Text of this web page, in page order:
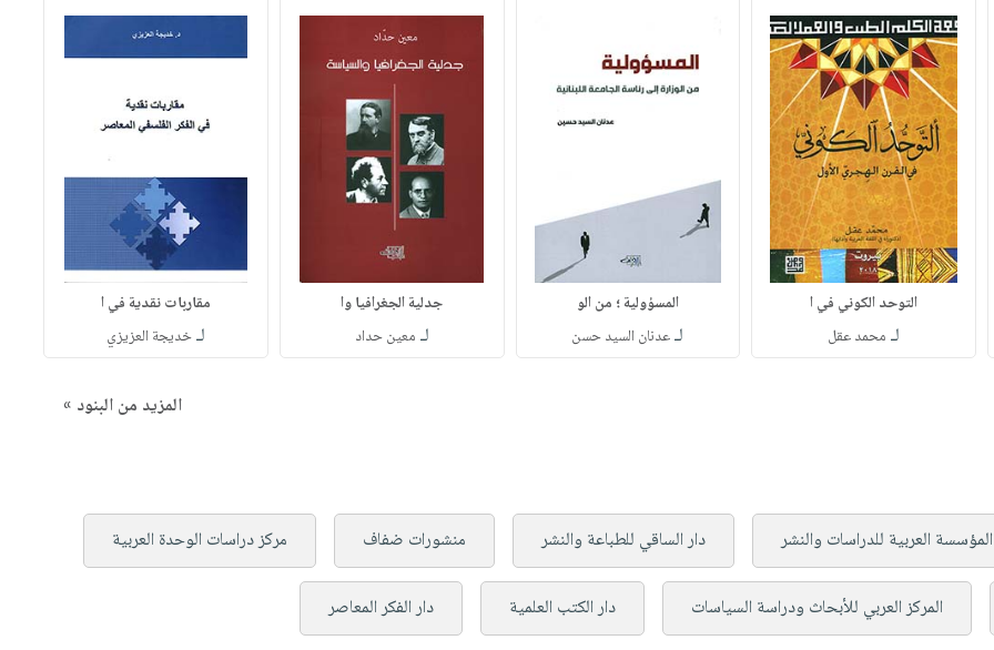
التوحد الكوني في ا
لـ محمد عقل
المسؤولية ؛ من الو
لـعدنان السيد حسن
جدلية الجغرافيا وا
لـ معين حداد
مقاربات نقدية في ا
لـخديجة العزيزي
المزيد من البنود »
المؤسسة العربية للدراسات والنشر دار الساقي للطباعة والنشر منشورات ضفاف مركز دراسات الوحدة العربية
المركز العربي للأبحاث ودراسة السياسات دار الكتب العلمية دار الفكر المعاصر